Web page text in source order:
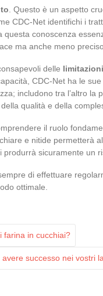
. Questo è un aspetto
CDC-Net identifichi i
questa conoscenza
ma anche meno preciso.
delle
CDC-Net ha le
includono tra l’altro la
qualità e della
il ruolo
e nitide permetterà
sicuramente un
di effettuare
ottimale.
farina in cucchiai?
avere successo nei vostri